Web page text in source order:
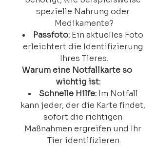
spezielle Nahrung oder
Medikamente?
Passfoto: Ein aktuelles Foto
erleichtert die Identifizierung
Ihres Tieres.
Warum eine Notfallkarte so
wichtig ist:
Schnelle Hilfe: Im Notfall
kann jeder, der die Karte findet,
sofort die richtigen
Maßnahmen ergreifen und Ihr
Tier identifizieren.